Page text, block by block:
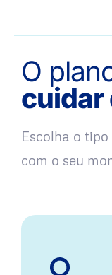
O
cuidar
Escolha o
com o seu